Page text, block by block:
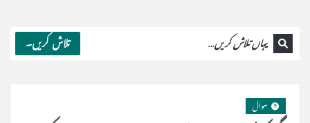
تلاش کریں۔
سوال